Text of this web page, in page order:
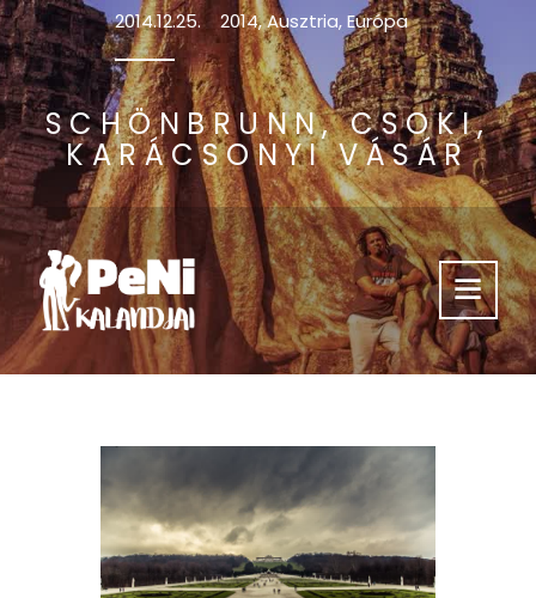
2014.12.25. 2014,Ausztria,Európa
SCHÖNBRUNN, CSOKI,
KARÁCSONYI VÁSÁR
Támogass Minket
Kalandjaink
Videók
Hasznos
Kik Vagyunk?
Így Érsz El Minket